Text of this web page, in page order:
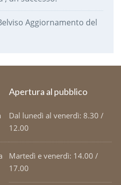
Aggiornamento del
Apertura al pubblico
Dal lunedì al venerdì: 8.30 /
12.00
Martedì e venerdì: 14.00 /
17.00